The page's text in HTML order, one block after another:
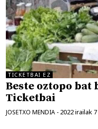
TICKETBAI EZ
Beste oztopo
Ticketbai
JOSETXO MENDIA - 2022 irailak 7